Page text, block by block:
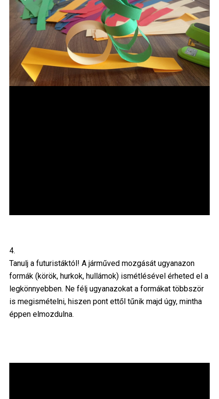
4.
Tanulj a futuristáktól! A járműved mozgását ugyanazon
formák (körök, hurkok, hullámok) ismétlésével érheted el a
legkönnyebben. Ne félj ugyanazokat a formákat többször
is megismételni, hiszen pont ettől tűnik majd úgy, mintha
éppen elmozdulna.